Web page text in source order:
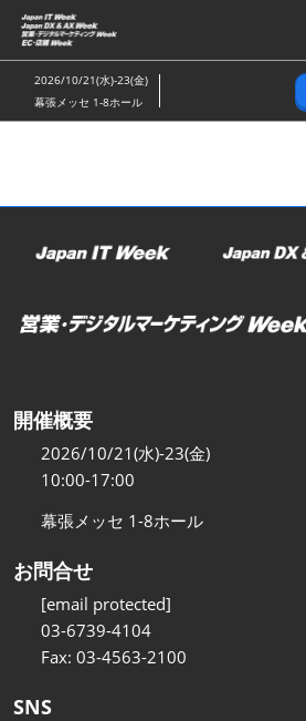
ス
キ
ッ
し
む
2026/10/21(水)-23(金)
幕張メッセ 1-8ホール
開催概要
2026/10/21(水)-23(金)
10:00-17:00
幕張メッセ 1-8ホール
お問合せ
[email protected]
03-6739-4104
Fax: 03-4563-2100
SNS